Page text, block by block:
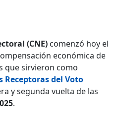
(CNE) comenzó hoy el
económica de
que sirvieron como
Receptoras del Voto
y segunda vuelta de las
.